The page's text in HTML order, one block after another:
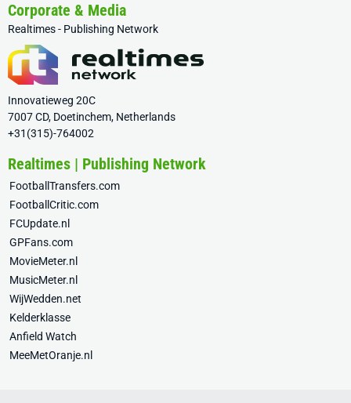
Corporate & Media
Realtimes - Publishing Network
Innovatieweg 20C
7007 CD, Doetinchem, Netherlands
+31(315)-764002
Realtimes | Publishing Network
FootballTransfers.com
FootballCritic.com
FCUpdate.nl
GPFans.com
MovieMeter.nl
MusicMeter.nl
WijWedden.net
Kelderklasse
Anfield Watch
MeeMetOranje.nl